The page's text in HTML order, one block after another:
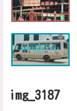
img_3187